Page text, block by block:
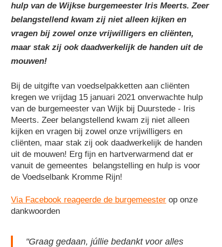
hulp van de Wijkse burgemeester Iris Meerts. Zeer
belangstellend kwam zij niet alleen kijken en
vragen bij zowel onze vrijwilligers en cliënten,
maar stak zij ook daadwerkelijk de handen uit de
mouwen!
Bij de uitgifte van voedselpakketten aan cliënten
kregen we vrijdag 15 januari 2021 onverwachte hulp
van de burgemeester van Wijk bij Duurstede - Iris
Meerts. Zeer belangstellend kwam zij niet alleen
kijken en vragen bij zowel onze vrijwilligers en
cliënten, maar stak zij ook daadwerkelijk de handen
uit de mouwen! Erg fijn en hartverwarmend dat er
vanuit de gemeentes belangstelling en hulp is voor
de Voedselbank Kromme Rijn!
Via Facebook reageerde de burgemeester op onze
dankwoorden
"Graag gedaan, júllie bedankt voor alles